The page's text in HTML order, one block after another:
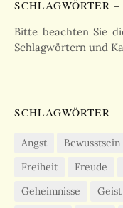
SCHLAGWÖRTER
Bitte beachten Sie
Schlagwörtern und
SCHLAGWÖRTER
Angst Bewusstsein
Freiheit
Freude
Geheimnisse
Geist